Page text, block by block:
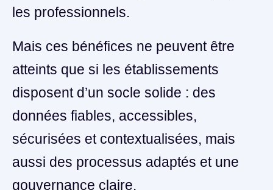
les professionnels.
Mais ces bénéfices ne peuvent être
atteints que si les établissements
disposent d’un socle solide : des
données fiables, accessibles,
sécurisées et contextualisées, mais
aussi des processus adaptés et une
gouvernance claire.